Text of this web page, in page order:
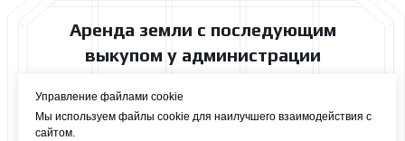
Аренда земли с последующим
выкупом у администрации
Управление файлами cookie
Мы используем файлы cookie для наилучшего взаимодействия с
сайтом.